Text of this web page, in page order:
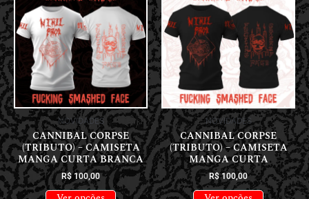
NOVIDADES
CANNIBAL CORPSE
(TRIBUTO) – CAMISETA
MANGA CURTA BRANCA
R$100,00
NOVIDADES
CANNIBAL CORPSE
(TRIBUTO) – CAMISETA
MANGA CURTA
R$100,00